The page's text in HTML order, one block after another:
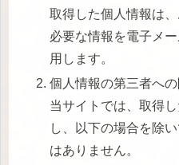
取得した個人情報は
必要な情報を電子メ
用します。
個人情報の第三者へ
当サイトでは、取得
し、以下の場合を除
はありません。